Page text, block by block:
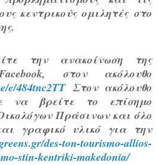
κεντρικούς ομιλητές στο
την ανακοίνωση της
στον ακόλουθο
e/484tnc2TTΣτον ακόλουθο
να βρείτε το επίσημο
Πράσινων και όλο
γραφικό υλικό για την
des-ton-tourismo-allios-
stin-kentriki-makedonia/